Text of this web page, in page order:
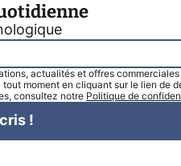
actualités et offres
moment en cliquant sur le lien de
consultez notre Politique de
!